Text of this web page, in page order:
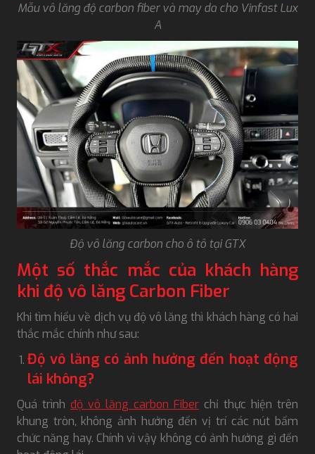
Mẫu vô lăng độ carbon fiber và may da cho Vinfast Lux
A
Độ vô lăng carbon cho ô tô tại GTX
Một số thắc mắc của khách hàng
khi độ vô lăng Carbon Fiber
Khi tìm hiểu về dịch vụ độ vô lăng thì khách hàng có hai
thắc mắc chính như sau:
Độ vô lăng có ảnh hưởng đến hoạt động
lái không?
Quá trình độ vô lăng carbon Fiber chỉ thực hiện trên
khung tròn, không ảnh hưởng đến vị trí các nút bấm
chức năng hay. Chính vì vậy không có ảnh hưởng gì đến